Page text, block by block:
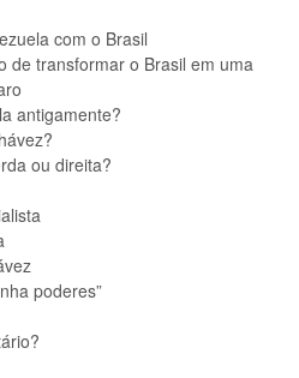
com o Brasil
de transformar o Brasil em uma
antigamente?
ou direita?
poderes”